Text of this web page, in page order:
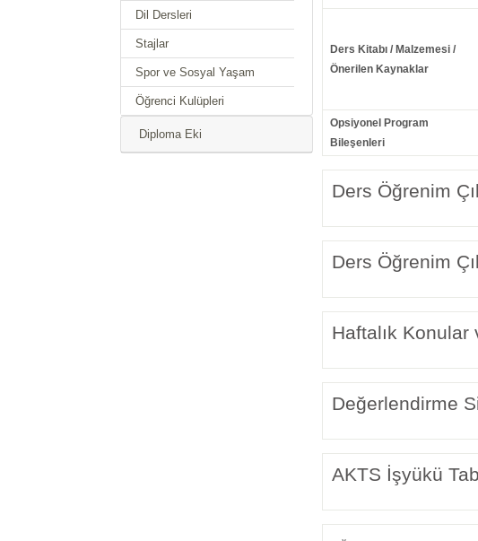
Dil Dersleri
Stajlar
Spor ve Sosyal Yaşam
Öğrenci Kulüpleri
Diploma Eki
Ders Kitabı / Malzemesi /
Önerilen Kaynaklar
Opsiyonel Program
Bileşenleri
Ders Öğrenim
Ders Öğrenim
Haftalık Konular
Değerlendirme
AKTS İşyükü